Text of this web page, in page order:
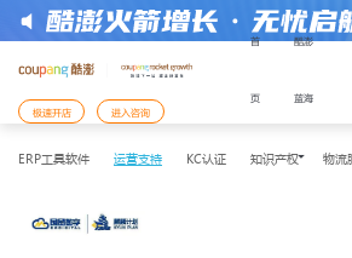
首
页
酷澎
蓝海
极速开店 进入咨询
或获取帮助：
模式入驻Coupang酷澎火箭增长计划
ERP工具软件 运营支持 KC认证 知识产权 物流